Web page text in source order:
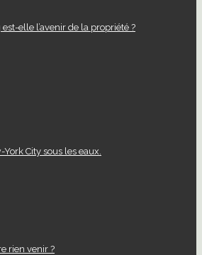
elle l’avenir de la propriété ?
City sous les eaux.
rien venir ?